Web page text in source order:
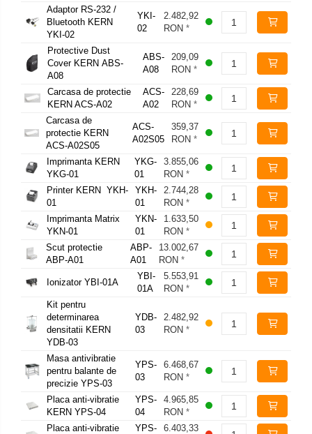
Adaptor RS-232 /
Bluetooth KERN
YKI-02
YKI-
02
2.482,92
RON *
Protective Dust
Cover KERN ABS-
A08
ABS-
A08
209,09
RON *
Carcasa de protectie
KERN ACS-A02
ACS-
A02
228,69
RON *
Carcasa de
protectie KERN
ACS-A02S05
ACS-
A02S05
359,37
RON *
Imprimanta KERN
YKG-01
YKG-
01
3.855,06
RON *
Printer KERN YKH-
01
YKH-
01
2.744,28
RON *
Imprimanta Matrix
YKN-01
YKN-
01
1.633,50
RON *
Scut protectie
ABP-A01
ABP-
A01
13.002,67
RON *
Ionizator YBI-01A
YBI-
01A
5.553,91
RON *
Kit pentru
determinarea
densitatii KERN
YDB-03
YDB-
03
2.482,92
RON *
Masa antivibratie
pentru balante de
precizie YPS-03
YPS-
03
6.468,67
RON *
Placa anti-vibratie
KERN YPS-04
YPS-
04
4.965,85
RON *
Placa anti-vibratie
YPS-
6.403,33